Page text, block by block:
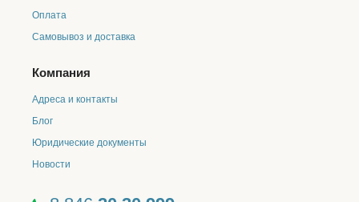
интернет-магазина в другой день;
Чтобы внести изменения в состав заказа или
удобным для вас способом:
1 голосового меню).
Ближайшая дата доставки: по городу Самара - день
оформления и обработки заказа (обработка заказов
субботу с 10:00 до 18:00 и в воскресенье с 10:00 до
Оплата
Самовывоз и доставка
Компания
Адреса и контакты
Блог
Юридические документы
Новости